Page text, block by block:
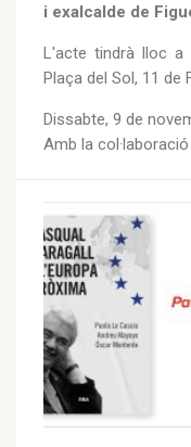
i exalcalde de
L'acte tindrà lloc a
Plaça del Sol, 11 de
Dissabte, 9 de
Amb la